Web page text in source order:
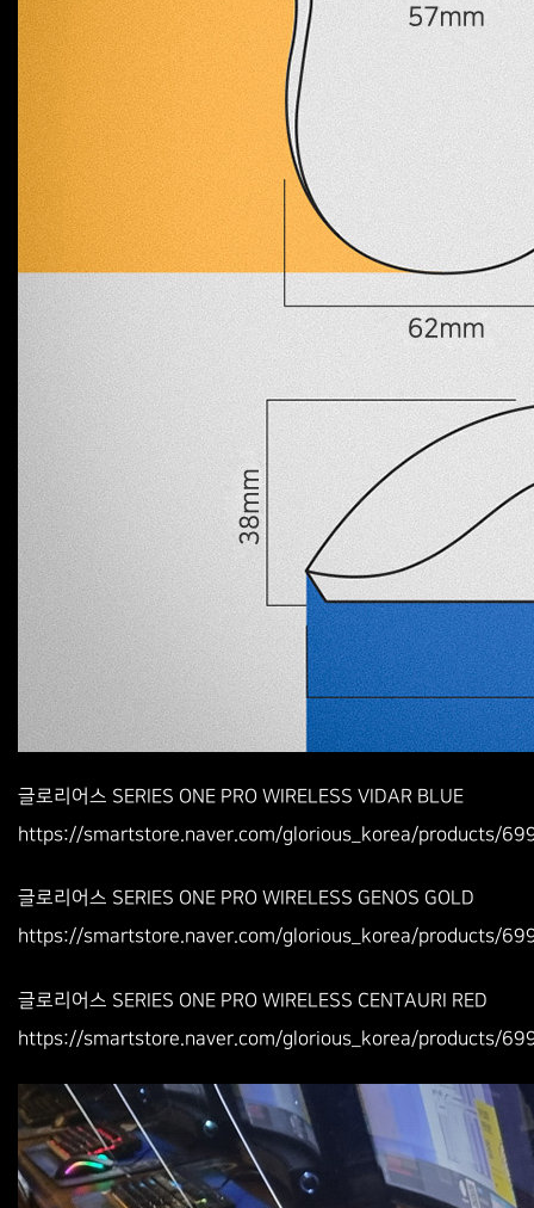
글로리어스 SERIES ONE PRO WIRELESS VIDAR BLUE
https://smartstore.naver.com/glorious_korea/products/
글로리어스 SERIES ONE PRO WIRELESS GENOS GOLD
https://smartstore.naver.com/glorious_korea/products/
글로리어스 SERIES ONE PRO WIRELESS CENTAURI RED
https://smartstore.naver.com/glorious_korea/products/